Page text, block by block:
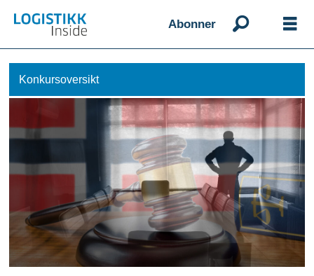
Abonner
Konkursoversikt